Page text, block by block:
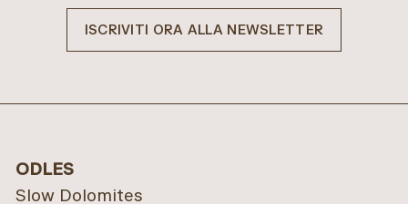
ISCRIVITI ORA ALLA NEWSLETTER
ODLES
Slow Dolomites